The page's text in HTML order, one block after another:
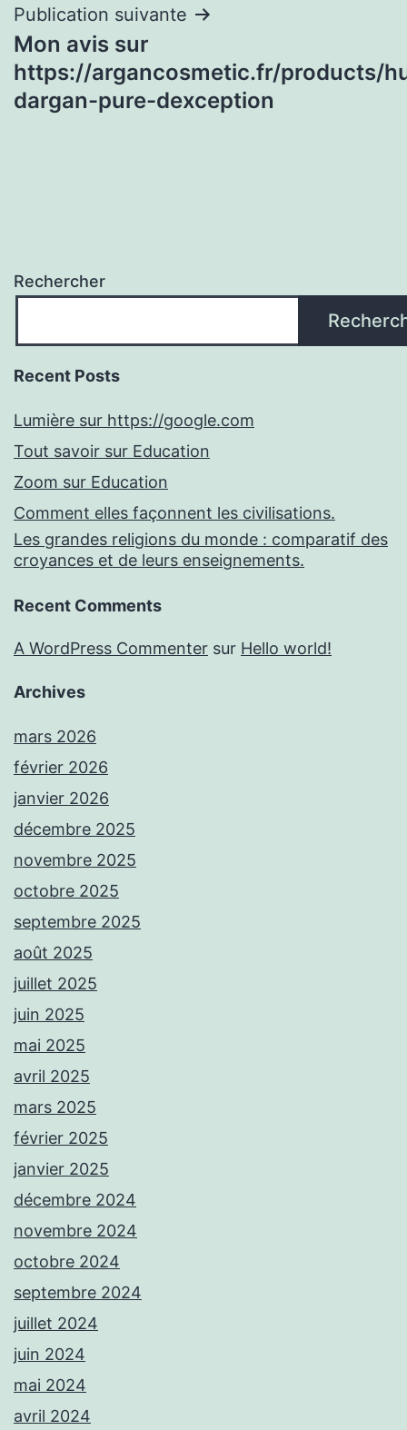
Publication suivante
Mon avis sur
https://argancosmetic.fr/products/
dargan-pure-dexception
Rechercher
Recent Posts
Lumière sur https://google.com
Tout savoir sur Education
Zoom sur Education
Comment elles façonnent les civilisations.
Les grandes religions du monde : comparatif des
croyances et de leurs enseignements.
Recent Comments
A WordPress Commenter sur Hello world!
Archives
mars 2026
février 2026
janvier 2026
décembre 2025
novembre 2025
octobre 2025
septembre 2025
août 2025
juillet 2025
juin 2025
mai 2025
avril 2025
mars 2025
février 2025
janvier 2025
décembre 2024
novembre 2024
octobre 2024
septembre 2024
juillet 2024
juin 2024
mai 2024
avril 2024